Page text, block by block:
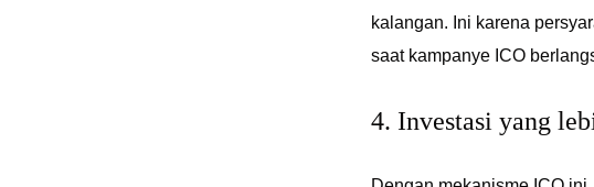
kalangan. Ini karena
saat kampanye ICO
4. Investasi yang